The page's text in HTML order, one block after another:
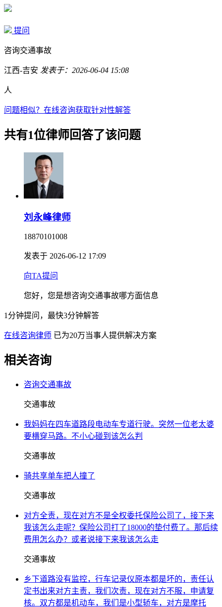
提问
咨询交通事故
江西-吉安 发表于：2026-06-04 15:08
人
问题相似？ 在线咨询获取针对性解答
共有1位律师回答了该问题
刘永峰律师
18870101008
发表于 2026-06-12 17:09
向TA提问
您好，您是想咨询交通事故哪方面信息
1分钟提问，最快3分钟解答
在线咨询律师 已为20万当事人提供解决方案
相关咨询
咨询交通事故
交通事故
我妈妈在四车道路段电动车专道行驶。突然一位老太婆
要横穿马路。不小心碰到该怎么判
交通事故
骑共享单车把人撞了
交通事故
对方全责，现在对方不是全权委托保险公司了，接下来
我该怎么走呢？保险公司打了18000的垫付费了。那后续
费用怎么办？或者说接下来我该怎么走
交通事故
乡下道路没有监控，行车记录仪原本都是坏的，责任认
定书出来对方主责，我们次责，现在对方不服，申请复
核。双方都是机动车，我们是小型轿车，对方是摩托